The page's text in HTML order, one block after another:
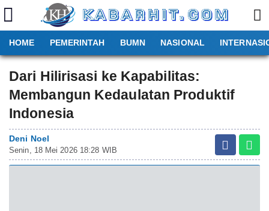
HOME PEMERINTAH BUMN NASIONAL
Dari Hilirisasi ke Kapabilitas:
Membangun Kedaulatan Produktif
Indonesia
Deni Noel
Senin, 18 Mei 2026 18:28 WIB